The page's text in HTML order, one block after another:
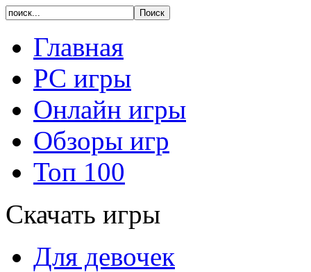
Главная
PC игры
Онлайн игры
Обзоры игр
Топ 100
Скачать игры
Для девочек